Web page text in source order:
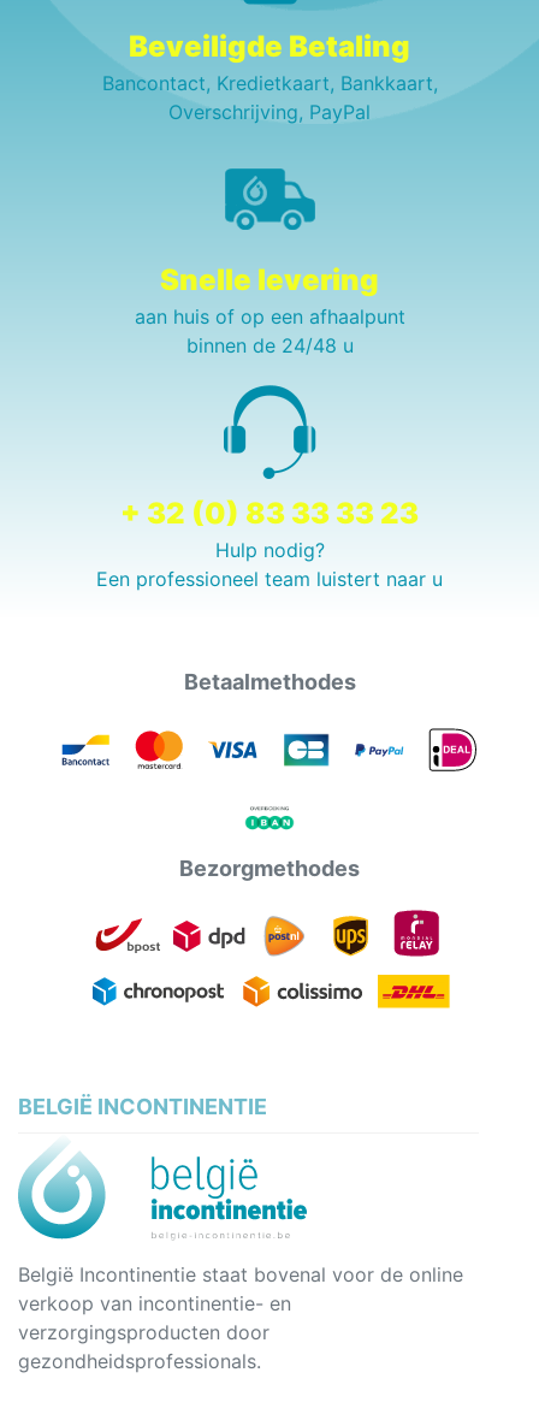
Beveiligde Betaling
Bancontact, Kredietkaart, Bankkaart,
Overschrijving, PayPal
Snelle levering
aan huis of op een afhaalpunt
binnen de 24/48 u
+ 32 (0) 83 33 33 23
Hulp nodig?
Een professioneel team luistert naar u
Betaalmethodes
Bezorgmethodes
BELGIË INCONTINENTIE
België Incontinentie staat bovenal voor de online
verkoop van incontinentie- en
verzorgingsproducten door
gezondheidsprofessionals.